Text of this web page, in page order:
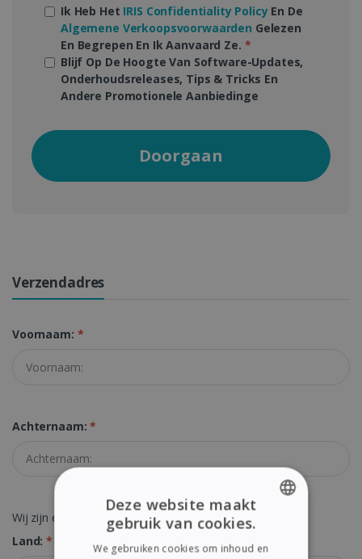
Ik Heb Het IRIS Confidentiality PolicyEn De
Algemene Verkoopsvoorwaarden Gelezen
En Begrepen En Ik Aanvaard Ze. *
Blijf Op De Hoogte Van Software-Updates,
Onderhoudsreleases, Tips & Tricks En
Andere Promotionele Aanbiedinge
Doorgaan
Verzendadres
Voornaam: *
Achternaam:*
Wij zijn een bedrijf met een geldig btw-nummer
Land:*
ENGLISH
FRENCH
Deze website maakt
gebruik van cookies.
We gebruiken cookies om inhoud en